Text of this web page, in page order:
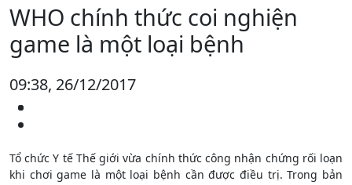
WHO chính thức coi nghiện
game là một loại bệnh
09:38, 26/12/2017
Tổ chức Y tế Thế giới vừa chính thức công nhận chứng rối loạn
khi chơi game là một loại bệnh cần được điều trị. Trong bản